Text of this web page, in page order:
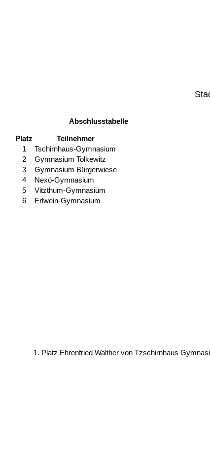
Abschlusstabelle
Platz
Teilnehmer
1
Tschirnhaus-Gymnasium
2
Gymnasium Tolkewitz
3
Gymnasium Bürgerwiese
4
Nexö-Gymnasium
5
Vitzthum-Gymnasium
6
Erlwein-Gymnasium
1. Platz Ehrenfried Walther von Tzschirnhaus